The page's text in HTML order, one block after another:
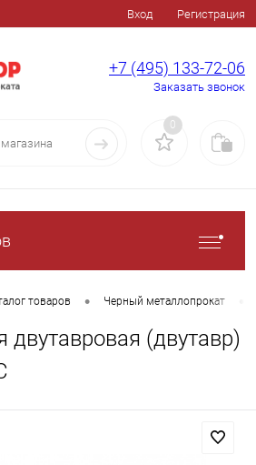
Вход Регистрация
+7 (495) 133-72-06
Заказать звонок
0
товаров • Черный металлопрокат
двутавровая (двутавр)